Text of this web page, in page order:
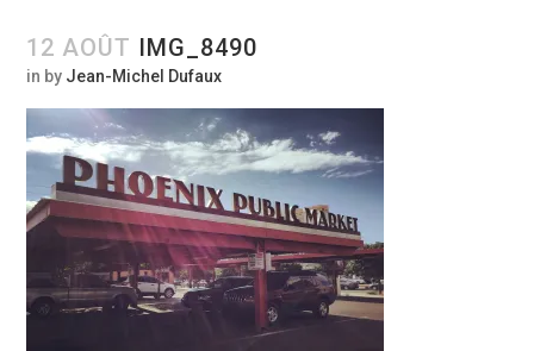
12 AOÛT IMG_8490
in by Jean-Michel Dufaux